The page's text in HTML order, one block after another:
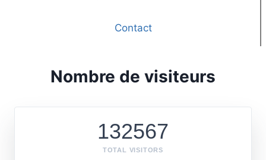
Contact
Nombre de visiteurs
132567
TOTAL VISITORS